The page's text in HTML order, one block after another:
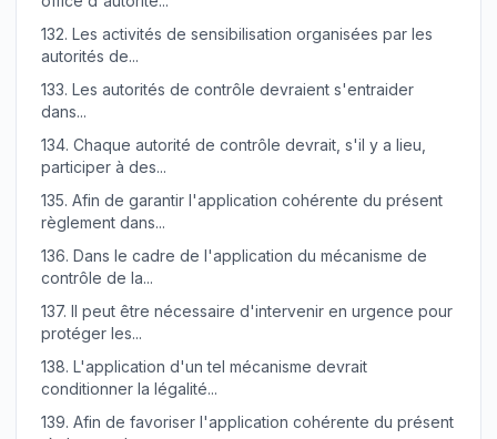
132. Les activités de sensibilisation organisées par les
autorités de...
133. Les autorités de contrôle devraient s'entraider
dans...
134. Chaque autorité de contrôle devrait, s'il y a lieu,
participer à des...
135. Afin de garantir l'application cohérente du présent
règlement dans...
136. Dans le cadre de l'application du mécanisme de
contrôle de la...
137. Il peut être nécessaire d'intervenir en urgence pour
protéger les...
138. L'application d'un tel mécanisme devrait
conditionner la légalité...
139. Afin de favoriser l'application cohérente du présent